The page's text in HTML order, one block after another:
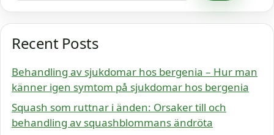
Recent Posts
Behandling av sjukdomar hos bergenia – Hur man
känner igen symtom på sjukdomar hos bergenia
Squash som ruttnar i änden: Orsaker till och
behandling av squashblommans ändröta